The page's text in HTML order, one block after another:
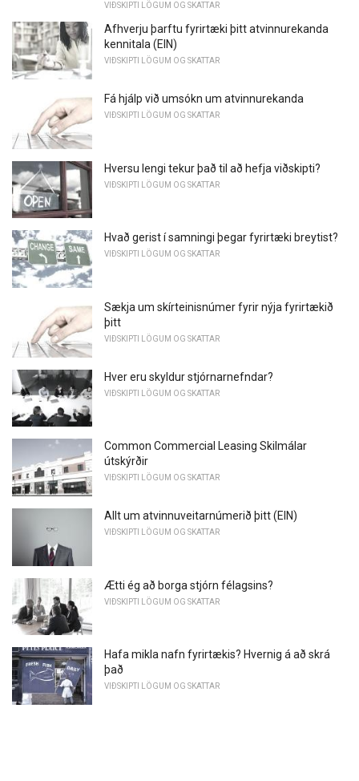
VIÐSKIPTI LÖGUM OG SKATTAR
Afhverju þarftu fyrirtæki þitt atvinnurekanda
kennitala (EIN)
VIÐSKIPTI LÖGUM OG SKATTAR
Fá hjálp við umsókn um atvinnurekanda
VIÐSKIPTI LÖGUM OG SKATTAR
Hversu lengi tekur það til að hefja viðskipti?
VIÐSKIPTI LÖGUM OG SKATTAR
Hvað gerist í samningi þegar fyrirtæki breytist?
VIÐSKIPTI LÖGUM OG SKATTAR
Sækja um skírteinisnúmer fyrir nýja fyrirtækið
þitt
VIÐSKIPTI LÖGUM OG SKATTAR
Hver eru skyldur stjórnarnefndar?
VIÐSKIPTI LÖGUM OG SKATTAR
Common Commercial Leasing Skilmálar
útskýrðir
VIÐSKIPTI LÖGUM OG SKATTAR
Allt um atvinnuveitarnúmerið þitt (EIN)
VIÐSKIPTI LÖGUM OG SKATTAR
Ætti ég að borga stjórn félagsins?
VIÐSKIPTI LÖGUM OG SKATTAR
Hafa mikla nafn fyrirtækis? Hvernig á að skrá
það
VIÐSKIPTI LÖGUM OG SKATTAR